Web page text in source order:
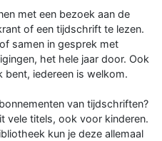
met een bezoek aan de
of een tijdschrift te lezen.
samen in gesprek met
het hele jaar door. Ook
bent, iedereen is welkom.
van tijdschriften?
vele titels, ook voor kinderen.
kun je deze allemaal